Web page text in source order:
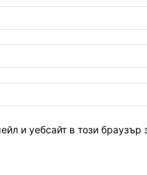
и уебсайт в този браузър